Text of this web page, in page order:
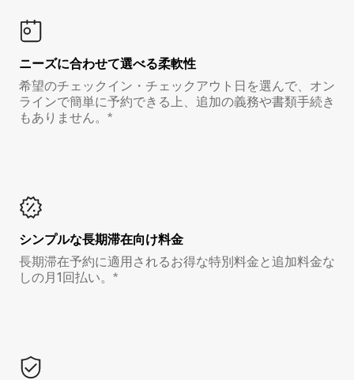
ニーズに合わせて選べる柔軟性
希望のチェックイン・チェックアウト日を選んで、オン
ラインで簡単に予約できる上、追加の義務や書類手続き
もありません。*
シンプルな長期滞在向け料金
長期滞在予約に適用されるお得な特別料金と追加料金な
しの月1回払い。*